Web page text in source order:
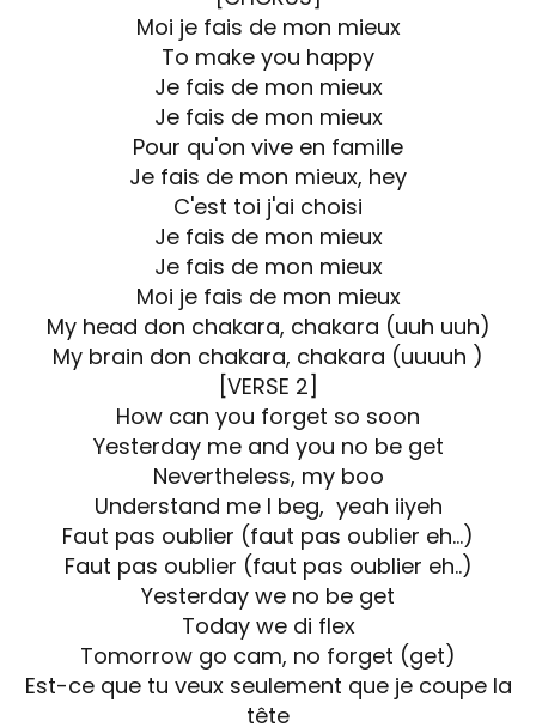
Moi je fais de mon mieux
To make you happy
Je fais de mon mieux
Je fais de mon mieux
Pour qu'on vive en famille
Je fais de mon mieux, hey
C'est toi j'ai choisi
Je fais de mon mieux
Je fais de mon mieux
Moi je fais de mon mieux
My head don chakara, chakara (uuh uuh)
My brain don chakara, chakara (uuuuh )
[VERSE 2]
How can you forget so soon
Yesterday me and you no be get
Nevertheless, my boo
Understand me I beg, yeah iiyeh
Faut pas oublier (faut pas oublier eh…)
Faut pas oublier (faut pas oublier eh..)
Yesterday we no be get
Today we di flex
Tomorrow go cam, no forget (get)
Est-ce que tu veux seulement que je coupe la
tête